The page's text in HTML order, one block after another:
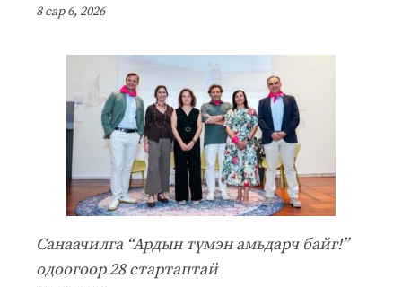
8 сар 6, 2026
Санаачилга “Ардын түмэн амьдарч байг!”
одоогоор 28 стартаптай